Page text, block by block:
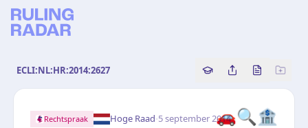
ECLI:NL:HR:2014:2627 Copy source
Share this
Bekijk
🚗🔍 🏦
Rechtspraak Hoge Raad·5 september 2014